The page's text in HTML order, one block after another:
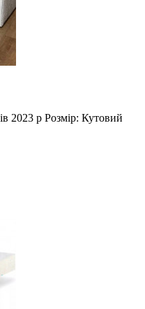
2023 р Розмір: Кутовий